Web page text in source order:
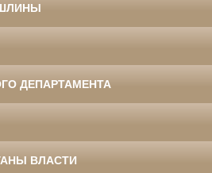
ДЕПАРТАМЕНТА
ВЛАСТИ